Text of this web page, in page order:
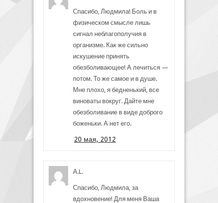
Спасибо, Людмила! Боль и в
физическом смысле лишь
сигнал неблагополучия в
организме. Как же сильно
искушение принять
обезболивающее! А лечиться —
потом. То же самое и в душе.
Мне плохо, я бедненький, все
виноваты вокруг. Дайте мне
обезболивание в виде доброго
боженьки. А нет его.
20 мая, 2012
А.L.
Спасибо, Людмила, за
вдохновение! Для меня Ваша